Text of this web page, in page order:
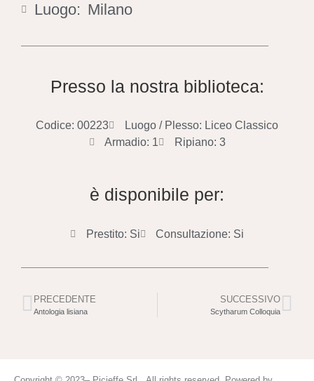
Luogo: Milano
Presso la nostra biblioteca:
Codice: 00223
Luogo / Plesso: Liceo Classico
Armadio: 1
Ripiano: 3
è disponibile per:
Prestito: Si Consultazione: Si
PRECEDENTE
Antologia lisiana
SUCCESSIVO
Scytharum Colloquia